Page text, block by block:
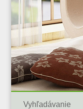
Vyhľadávanie